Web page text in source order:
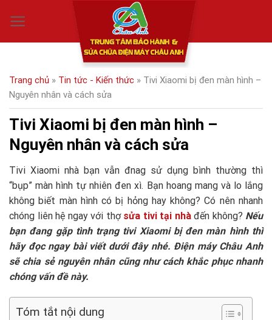
Trang chủ » Tin tức - Kiến thức » Tivi Xiaomi bị đen màn hình –
Nguyên nhân và cách sửa
Tivi Xiaomi bị đen màn hình –
Nguyên nhân và cách sửa
Tivi Xiaomi nhà bạn vẫn đnag sử dụng bình thường thì
“bụp” màn hình tự nhiên đen xì. Bạn hoang mang và lo lắng
không biết màn hình có bị hỏng hay không? Có nên nhanh
chóng liên hệ ngay với thợ sửa tivi tại nhàđến không? Nếu
bạn đang gặp tình trạng tivi Xiaomi bị đen màn hình thì
hãy đọc ngay bài viết dưới đây nhé. Điện máy Châu Anh
sẽ chia sẻ nguyên nhân cũng như cách khắc phục nhanh
chóng vấn đề này.
Tóm tắt nội dung